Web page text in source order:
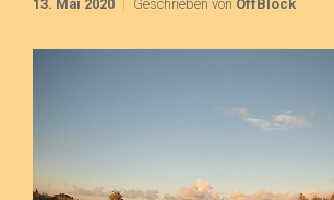
13. Mai 2020 Geschrieben von OffBlock